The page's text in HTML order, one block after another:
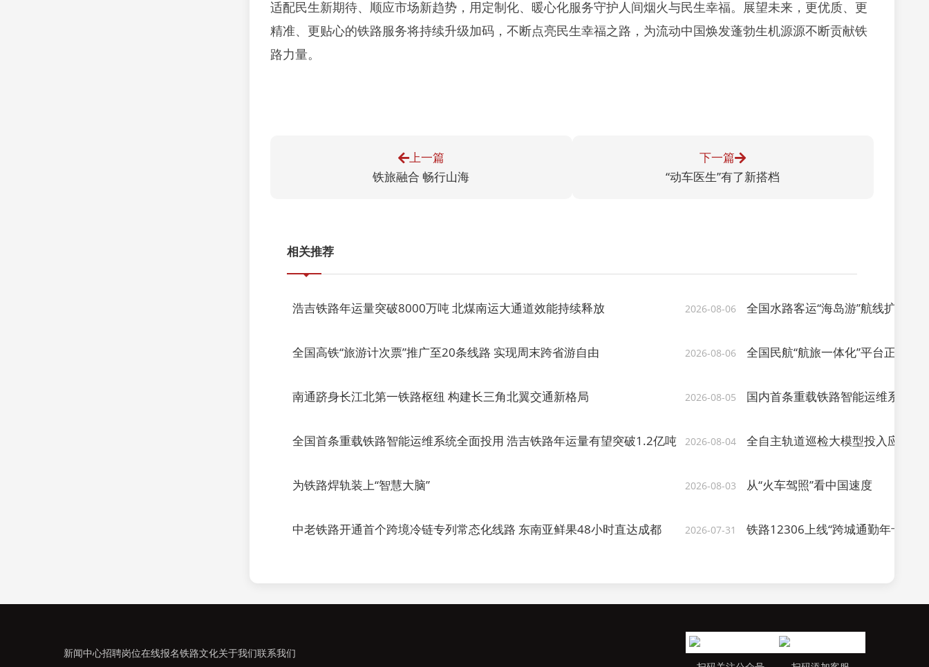
适配民生新期待、顺应市场新趋势，用定制化、暖心化服务守护人间烟火与民生幸福。展望未来，更优质、更
精准、更贴心的铁路服务将持续升级加码，不断点亮民生幸福之路，为流动中国焕发蓬勃生机源源不断贡献铁
路力量。
上一篇
铁旅融合 畅行山海
下一篇
“动车医生”有了新搭档
相关推荐
浩吉铁路年运量突破8000万吨 北煤南运大通道效能持续释放 2026-08-06 全国水路客运“海岛游”航线扩容
全国高铁“旅游计次票”推广至20条线路 实现周末跨省游自由 2026-08-06 全国民航“航旅一体化”平台正式上
南通跻身长江北第一铁路枢纽 构建长三角北翼交通新格局 2026-08-05 国内首条重载铁路智能运维系统在
全国首条重载铁路智能运维系统全面投用 浩吉铁路年运量有望突破1.2亿吨 2026-08-04 全自主轨道巡检大模型投入应用
为铁路焊轨装上“智慧大脑” 2026-08-03 从“火车驾照”看中国速度
中老铁路开通首个跨境冷链专列常态化线路 东南亚鲜果48小时直达成都 2026-07-31 铁路12306上线“跨城通勤年卡”
新闻中心招聘岗位在线报名铁路文化关于我们联系我们